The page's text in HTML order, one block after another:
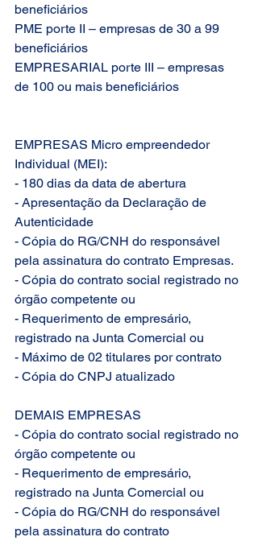
beneficiários
PME porte II – empresas de 30 a 99
beneficiários
EMPRESARIAL porte III – empresas
de 100 ou mais beneficiários
EMPRESAS Micro empreendedor
Individual (MEI):
- 180 dias da data de abertura
- Apresentação da Declaração de
Autenticidade
- Cópia do RG/CNH do responsável
pela assinatura do contrato Empresas.
- Cópia do contrato social registrado no
órgão competente ou
- Requerimento de empresário,
registrado na Junta Comercial ou
- Máximo de 02 titulares por contrato
- Cópia do CNPJ atualizado
DEMAIS EMPRESAS
- Cópia do contrato social registrado no
órgão competente ou
- Requerimento de empresário,
registrado na Junta Comercial ou
- Cópia do RG/CNH do responsável
pela assinatura do contrato